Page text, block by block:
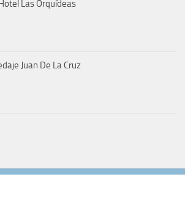
Las Orquídeas
Juan De La Cruz